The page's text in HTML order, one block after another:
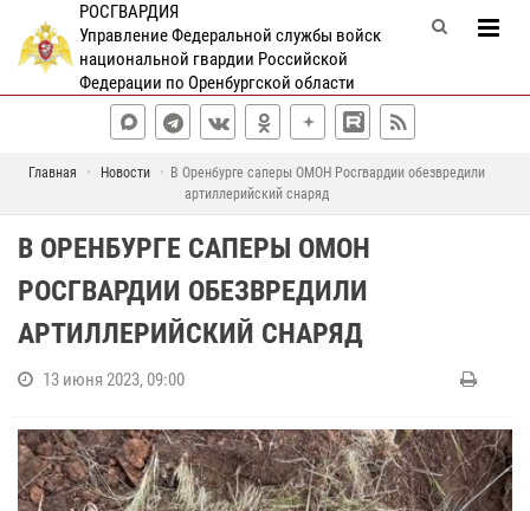
РОСГВАРДИЯ
Управление Федеральной службы войск
национальной гвардии Российской
Федерации по Оренбургской области
Главная Новости
В Оренбурге саперы ОМОН Росгвардии обезвредили
артиллерийский снаряд
В ОРЕНБУРГЕ САПЕРЫ ОМОН
РОСГВАРДИИ ОБЕЗВРЕДИЛИ
АРТИЛЛЕРИЙСКИЙ СНАРЯД
13 июня 2023, 09:00